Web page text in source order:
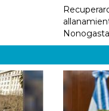
Nonogasta